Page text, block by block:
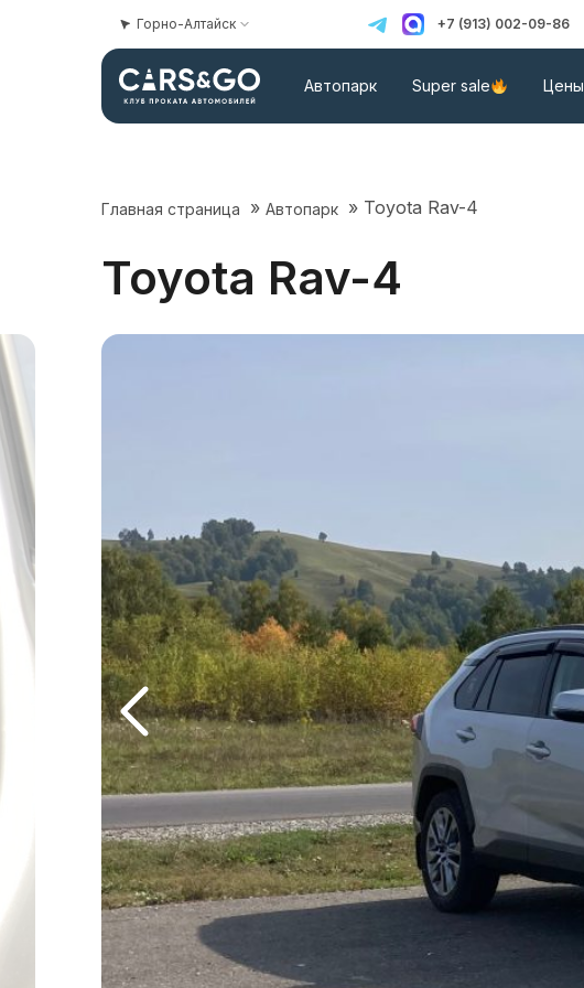
Автопарк Super sale Цены
Горно-Алтайск +7 (913) 002-09-86
Главная страница » Автопарк » Toyota Rav-4
Toyota Rav-4